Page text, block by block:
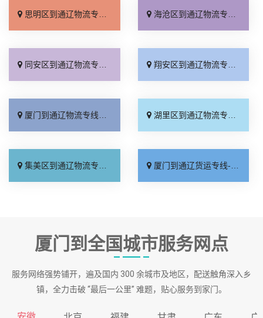
思明区到通辽物流专线_快速直达「托运放心」 海沧区到通辽物流专线_保证时效「运价查询」
同安区到通辽物流专线_诚信经营「全境到达」 翔安区到通辽物流专线_收费标准「托运放心」
厦门到通辽物流专线_多少公里「快运直达」 湖里区到通辽物流专线_准时准点「多久能到」
集美区到通辽物流专线_全境派送「要几天到」 厦门到通辽货运专线-厦门到通辽物流公司_合理收费「多少一方」
厦门到全国城市服务网点
服务网络强势铺开，遍及国内 300 余城市及地区，配送触角深入乡
镇，全力击破 “最后一公里” 难题，贴心服务到家门。